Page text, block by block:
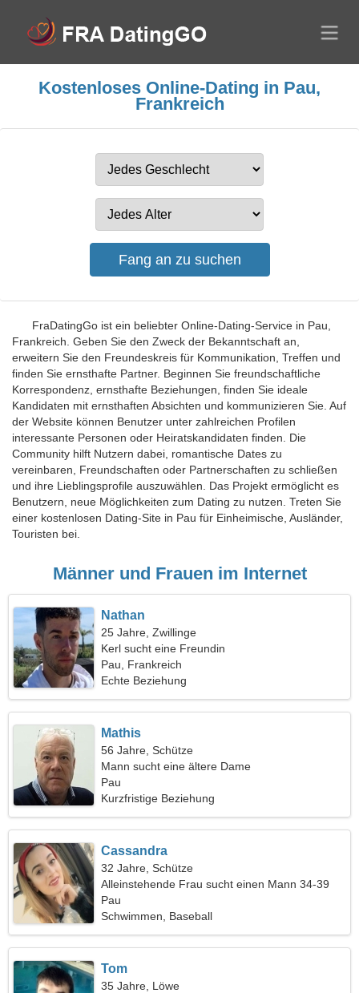
Kostenloses Online-Dating in Pau,
Frankreich
FraDatingGo ist ein beliebter Online-Dating-Service in Pau,
Frankreich. Geben Sie den Zweck der Bekanntschaft an,
erweitern Sie den Freundeskreis für Kommunikation, Treffen und
finden Sie ernsthafte Partner. Beginnen Sie freundschaftliche
Korrespondenz, ernsthafte Beziehungen, finden Sie ideale
Kandidaten mit ernsthaften Absichten und kommunizieren Sie. Auf
der Website können Benutzer unter zahlreichen Profilen
interessante Personen oder Heiratskandidaten finden. Die
Community hilft Nutzern dabei, romantische Dates zu
vereinbaren, Freundschaften oder Partnerschaften zu schließen
und ihre Lieblingsprofile auszuwählen. Das Projekt ermöglicht es
Benutzern, neue Möglichkeiten zum Dating zu nutzen. Treten Sie
einer kostenlosen Dating-Site in Pau für Einheimische, Ausländer,
Touristen bei.
Männer und Frauen im Internet
Nathan
25 Jahre, Zwillinge
Kerl sucht eine Freundin
Pau, Frankreich
Echte Beziehung
Mathis
56 Jahre, Schütze
Mann sucht eine ältere Dame
Pau
Kurzfristige Beziehung
Cassandra
32 Jahre, Schütze
Alleinstehende Frau sucht einen Mann 34-39
Pau
Schwimmen, Baseball
Tom
35 Jahre, Löwe